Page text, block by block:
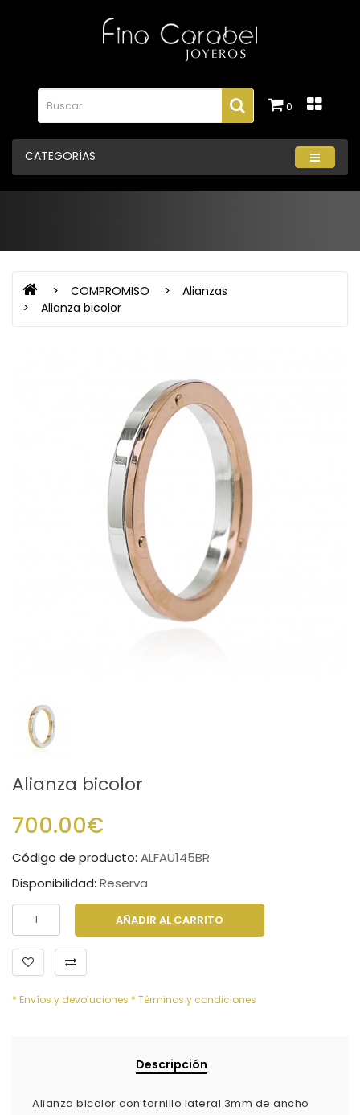
0
CATEGORÍAS
COMPROMISO
Alianzas
Alianza bicolor
Alianza bicolor
700.00€
Código de producto: ALFAU145BR
Disponibilidad: Reserva
AÑADIR AL CARRITO
* Envíos y devoluciones * Términos y condiciones
Descripción
Alianza bicolor con tornillo lateral 3mm de ancho